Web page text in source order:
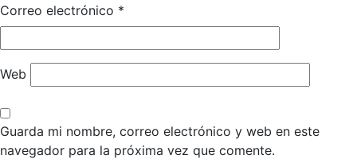
Correo electrónico *
Web
Guarda mi nombre, correo electrónico y web en este
navegador para la próxima vez que comente.